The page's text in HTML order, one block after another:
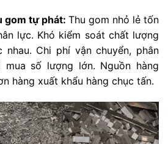
gom tự phát: Thu gom nhỏ lẻ tốn
lực. Khó kiểm soát chất lượng
nhau. Chi phí vận chuyển, phân
số lượng lớn. Nguồn hàng
hàng xuất khẩu hàng chục tấn.